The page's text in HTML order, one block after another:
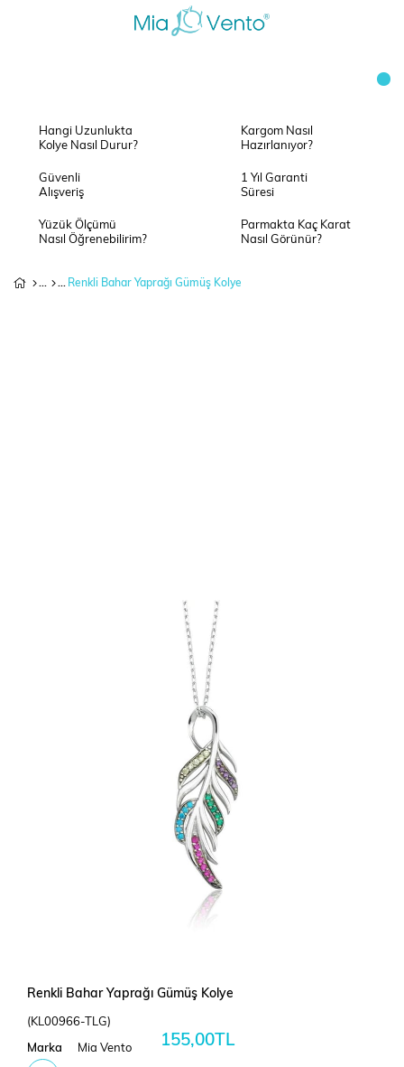
Hangi Uzunlukta
Kolye Nasıl Durur?
Kargom Nasıl
Hazırlanıyor?
Güvenli
Alışveriş
1 Yıl Garanti
Süresi
Yüzük Ölçümü
Nasıl Öğrenebilirim?
Parmakta Kaç Karat
Nasıl Görünür?
Renkli Bahar Yaprağı Gümüş Kolye
Renkli Bahar Yaprağı Gümüş Kolye
(KL00966-TLG)
Marka Mia Vento 155,00TL